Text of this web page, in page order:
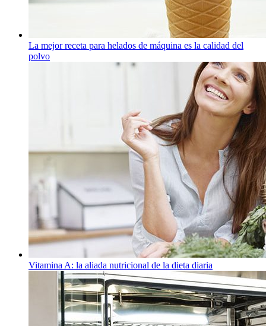
La mejor receta para helados de máquina es la calidad del
polvo
Vitamina A: la aliada nutricional de la dieta diaria